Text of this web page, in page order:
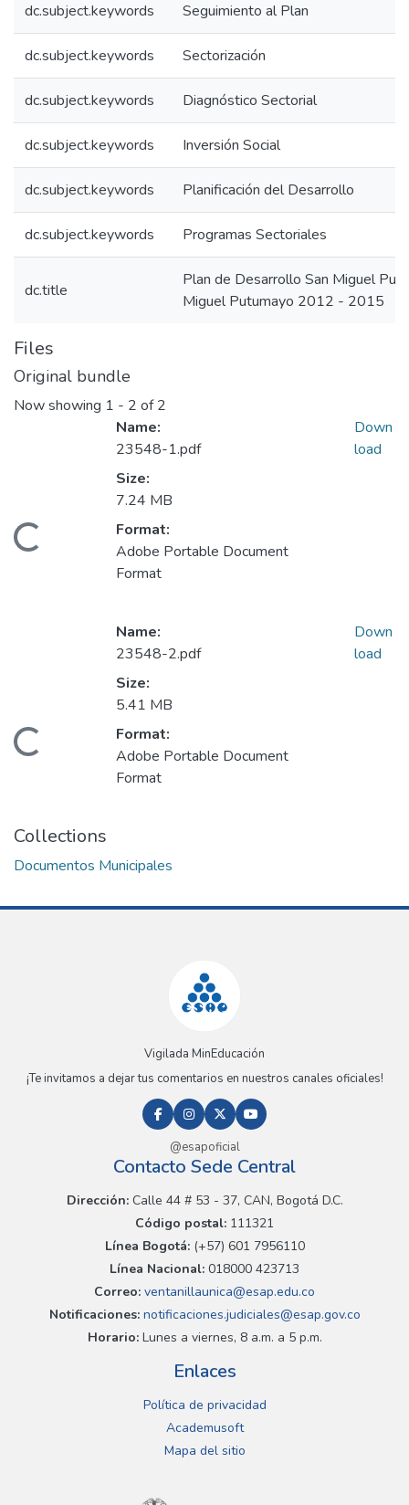
dc.subject.keywords Seguimiento al Plan
dc.subject.keywords Sectorización
dc.subject.keywords Diagnóstico Sectorial
dc.subject.keywords Inversión Social
dc.subject.keywords Planificación del Desarrollo
dc.subject.keywords Programas Sectoriales
dc.title
Plan de Desarrollo San Miguel
Miguel Putumayo 2012 - 2015
Files
Original bundle
Now showing 1 - 2 of 2
Loading...
Name:
23548-1.pdf
Size:
7.24 MB
Format:
Adobe Portable Document
Format
Down
load
Loading...
Name:
23548-2.pdf
Size:
5.41 MB
Format:
Adobe Portable Document
Format
Down
load
Collections
Documentos Municipales
Vigilada MinEducación
¡Te invitamos a dejar tus comentarios en nuestros canales oficiales!
@esapoficial
Contacto Sede Central
Dirección:Calle 44 # 53 - 37, CAN, Bogotá D.C.
Código postal: 111321
Línea Bogotá:(+57) 601 7956110
Línea Nacional: 018000 423713
Correo: ventanillaunica@esap.edu.co
Notificaciones:notificaciones.judiciales@esap.gov.co
Horario:Lunes a viernes, 8 a.m. a 5 p.m.
Enlaces
Política de privacidad
Academusoft
Mapa del sitio